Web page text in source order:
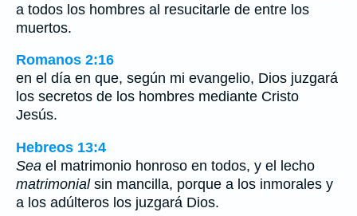
a todos los hombres al resucitarle de entre los
muertos.
Romanos 2:16
en el día en que, según mi evangelio, Dios juzgará
los secretos de los hombres mediante Cristo
Jesús.
Hebreos 13:4
Sea el matrimonio honroso en todos, y el lecho
matrimonialsin mancilla, porque a los inmorales y
a los adúlteros los juzgará Dios.